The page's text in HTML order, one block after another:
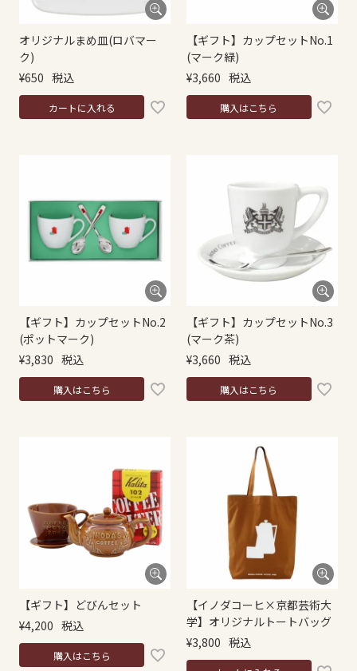
オリジナルまめ皿(ロバマー
ク)
¥650 税込
カートに入れる
【ギフト】カップセットNo.1
(マーク緑)
¥3,660 税込
購入はこちら
【ギフト】カップセットNo.2
(ポットマーク)
¥3,830 税込
購入はこちら
【ギフト】カップセットNo.3
(マーク茶)
¥3,660 税込
購入はこちら
【ギフト】どびんセット
¥4,200 税込
購入はこちら
【イノダコーヒ×京都芸術大
学】オリジナルトートバッグ
¥3,800 税込